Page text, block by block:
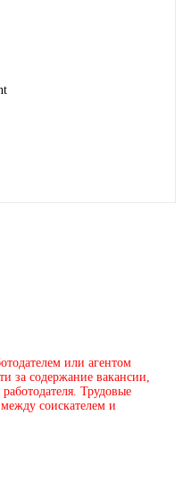
или агентом
за содержание вакансии,
Трудовые
соискателем и